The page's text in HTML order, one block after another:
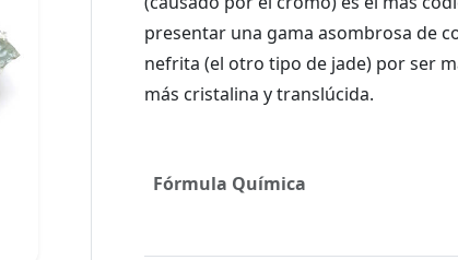
presentar una gama asombrosa de
nefrita (el otro tipo de jade) por ser
Fórmula Química